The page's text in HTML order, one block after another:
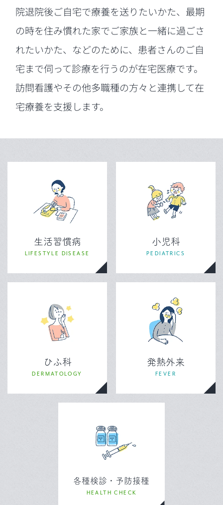
院退院後ご自宅で療養を送りたいかた、最期
の時を住み慣れた家でご家族と一緒に過ごさ
れたいかた、などのために、患者さんのご自
宅まで伺って診療を行うのが在宅医療です。
訪問看護やその他多職種の方々と連携して在
宅療養を支援します。
生活習慣病
LIFESTYLE DISEASE
小児科
PEDIATRICS
ひふ科
DERMATOLOGY
発熱外来
FEVER
各種検診・予防接種
HEALTH CHECK